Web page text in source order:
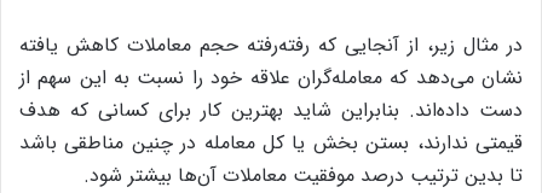
در مثال زیر، از آنجایی که رفته‌رفته حجم معاملات کاهش یافته
نشان می‌دهد که معامله‌گران علاقه خود را نسبت به این سهم از
دست داده‌اند. بنابراین شاید بهترین کار برای کسانی که هدف
قیمتی ندارند، بستن بخش یا کل معامله در چنین مناطقی باشد
تا بدین ترتیب درصد موفقیت معاملات آن‌ها بیشتر شود.